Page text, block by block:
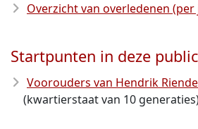
Overzicht van overledenen (per
Startpunten in deze
Voorouders van Hendrik
(kwartierstaat van 10